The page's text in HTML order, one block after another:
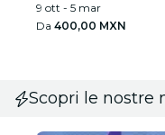
9 ott - 5 mar
Da 400,00 MXN
Scopri le nostre